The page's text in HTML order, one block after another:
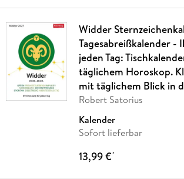
Widder
Tagesabreißkalender -
jeden Tag:
täglichem Horoskop.
mit täglichem Blick in
Robert Satorius
Kalender
Sofort lieferbar
13,99 €*